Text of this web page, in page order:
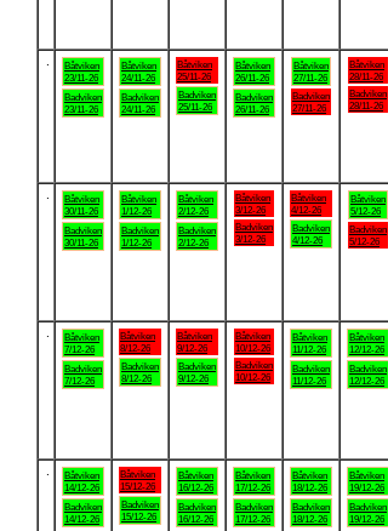
Båtviken
23/11-26
Badviken
23/11-26
Båtviken
24/11-26
Badviken
24/11-26
Båtviken
25/11-26
Badviken
25/11-26
Båtviken
26/11-26
Badviken
26/11-26
Båtviken
27/11-26
Badviken
27/11-26
Båtviken
28/11-26
Badviken
28/11-26
Båtviken
30/11-26
Badviken
30/11-26
Båtviken
1/12-26
Badviken
1/12-26
Båtviken
2/12-26
Badviken
2/12-26
Båtviken
3/12-26
Badviken
3/12-26
Båtviken
4/12-26
Badviken
4/12-26
Båtviken
5/12-26
Badviken
5/12-26
Båtviken
7/12-26
Badviken
7/12-26
Båtviken
8/12-26
Badviken
8/12-26
Båtviken
9/12-26
Badviken
9/12-26
Båtviken
10/12-26
Badviken
10/12-26
Båtviken
11/12-26
Badviken
11/12-26
Båtviken
12/12-26
Badviken
12/12-26
Båtviken
14/12-26
Badviken
14/12-26
Båtviken
15/12-26
Badviken
15/12-26
Båtviken
16/12-26
Badviken
16/12-26
Båtviken
17/12-26
Badviken
17/12-26
Båtviken
18/12-26
Badviken
18/12-26
Båtviken
19/12-26
Badviken
19/12-26